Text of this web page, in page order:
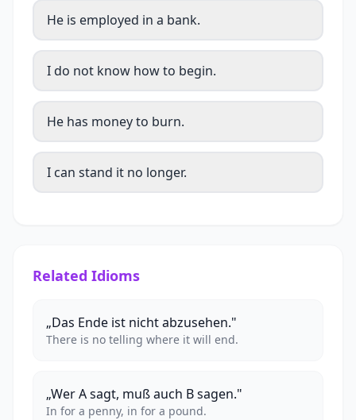
He is employed in a bank.
I do not know how to begin.
He has money to burn.
I can stand it no longer.
Related Idioms
„Das Ende ist nicht abzusehen."
There is no telling where it will end.
„Wer A sagt, muß auch B sagen."
In for a penny, in for a pound.